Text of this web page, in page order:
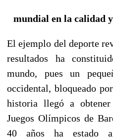
mundial en la calidad
El ejemplo del deporte
resultados ha
mundo, pues un
occidental, bloqueado
historia llegó a
Juegos Olímpicos de
40 años ha estado